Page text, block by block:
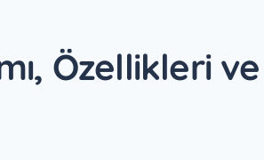
Özellikleri ve